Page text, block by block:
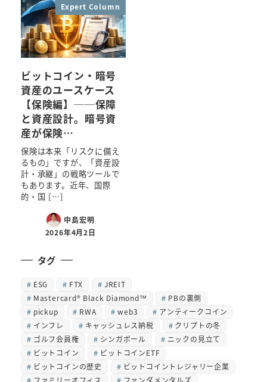
Expert Column
ビットコイン・暗号
資産のユースケース
【保険編】──保障
と資産設計。暗号資
産が保険…
保険は本来「リスクに備え
るもの」ですが、「資産設
計・承継」の戦略ツールで
もあります。近年、国際
的・国 […]
中島宏明
2026年4月2日
タグ
ESG FTX
JREIT
Mastercard® Black Diamond™
PBの裏側
pickup
RWA web3
アンティークコイン
インフレ
キャッシュレス納税
クリプトの冬
ゴルフ会員権
シンガポール
ニックの見立て
ビットコイン
ビットコインETF
ビットコインの歴史
ビットコイントレジャリー企業
ファミリーオフィス
ファンダメンタルズ